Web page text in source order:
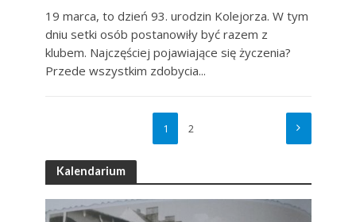
19 marca, to dzień 93. urodzin Kolejorza. W tym
dniu setki osób postanowiły być razem z
klubem. Najczęściej pojawiające się życzenia?
Przede wszystkim zdobycia...
1 2
Kalendarium